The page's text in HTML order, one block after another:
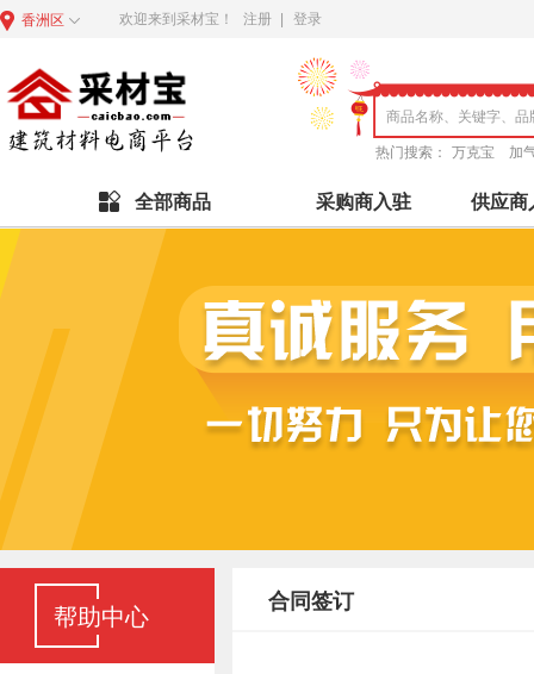
香洲区 欢迎来到采材宝！ 注册 登录
热门搜索： 万克宝 加
全部商品 采购商入驻 供应商
帮助中心
合同签订